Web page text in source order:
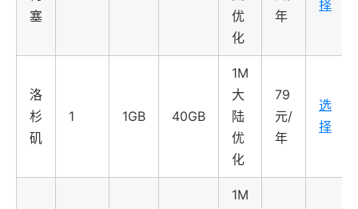
塞
优
化
年
择
洛
杉
矶
1 1GB 40GB
1M
大
陆
优
化
79
元/
年
选
择
1M